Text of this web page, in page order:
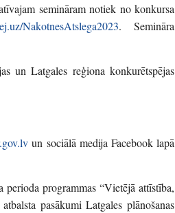
semināram notiek no konkursa
ej.uz/NakotnesAtslega2023. Semināra
un Latgales reģiona konkurētspējas
un sociālā medija Facebook lapā
programmas “Vietējā attīstība,
pasākumi Latgales plānošanas